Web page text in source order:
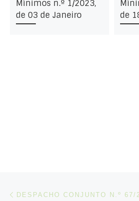
Mínimos n.º 1/2023,
de 03 de Janeiro
de
Post navigation